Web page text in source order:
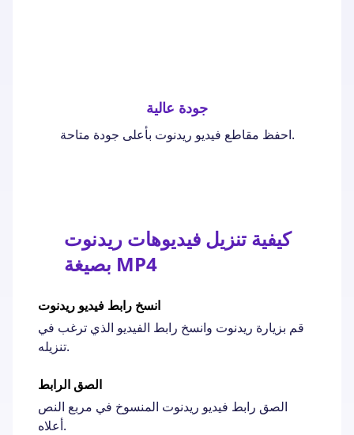
جودة عالية
احفظ مقاطع فيديو ريدنوت بأعلى جودة متاحة.
كيفية تنزيل فيديوهات ريدنوت
بصيغة MP4
انسخ رابط فيديو ريدنوت
قم بزيارة ريدنوت وانسخ رابط الفيديو الذي ترغب في
تنزيله.
الصق الرابط
الصق رابط فيديو ريدنوت المنسوخ في مربع النص
أعلاه.